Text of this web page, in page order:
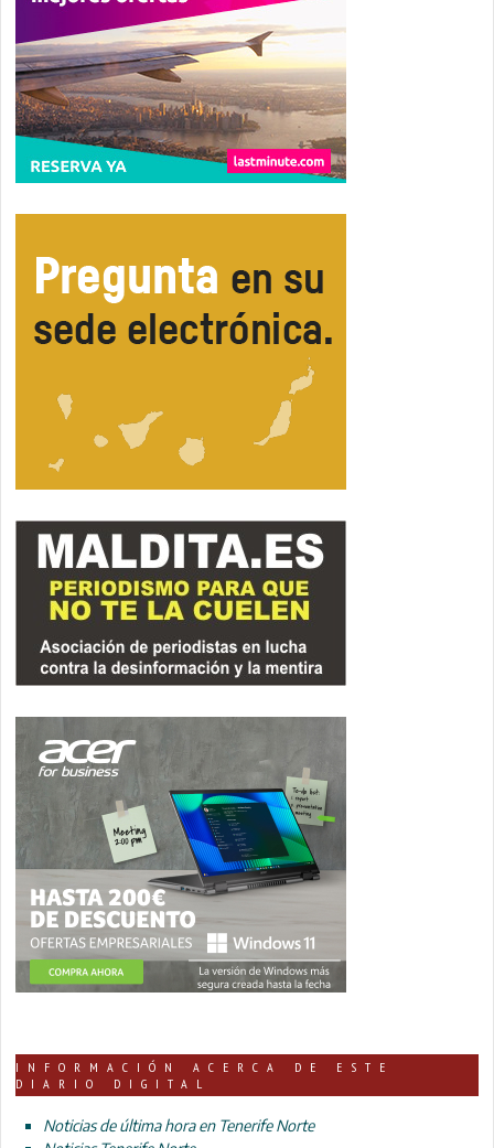
INFORMACIÓN ACERCA DE ESTE
DIARIO DIGITAL
Noticias de última hora en Tenerife Norte